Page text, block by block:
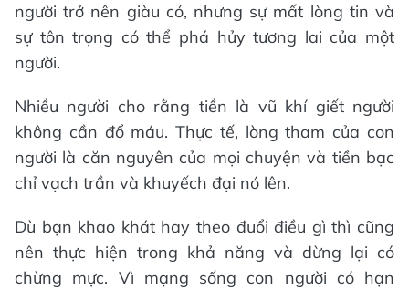
người trở nên giàu có, nhưng sự mất lòng tin và
sự tôn trọng có thể phá hủy tương lai của một
người.
Nhiều người cho rằng tiền là vũ khí giết người
không cần đổ máu. Thực tế, lòng tham của con
người là căn nguyên của mọi chuyện và tiền bạc
chỉ vạch trần và khuyếch đại nó lên.
Dù bạn khao khát hay theo đuổi điều gì thì cũng
nên thực hiện trong khả năng và dừng lại có
chừng mực. Vì mạng sống con người có hạn